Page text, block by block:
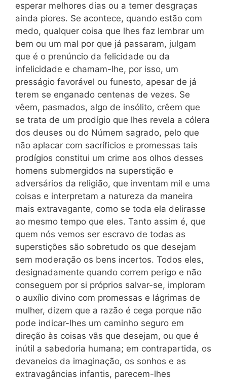
esperar melhores dias ou a temer desgraças
ainda piores. Se acontece, quando estão com
medo, qualquer coisa que lhes faz lembrar um
bem ou um mal por que já passaram, julgam
que é o prenúncio da felicidade ou da
infelicidade e chamam-lhe, por isso, um
presságio favorável ou funesto, apesar de já
terem se enganado centenas de vezes. Se
vêem, pasmados, algo de insólito, crêem que
se trata de um prodígio que lhes revela a cólera
dos deuses ou do Númem sagrado, pelo que
não aplacar com sacríficios e promessas tais
prodígios constitui um crime aos olhos desses
homens submergidos na superstição e
adversários da religião, que inventam mil e uma
coisas e interpretam a natureza da maneira
mais extravagante, como se toda ela delirasse
ao mesmo tempo que eles. Tanto assim é, que
quem nós vemos ser escravo de todas as
superstições são sobretudo os que desejam
sem moderação os bens incertos. Todos eles,
designadamente quando correm perigo e não
conseguem por si próprios salvar-se, imploram
o auxílio divino com promessas e lágrimas de
mulher, dizem que a razão é cega porque não
pode indicar-lhes um caminho seguro em
direção às coisas vãs que desejam, ou que é
inútil a sabedoria humana; em contrapartida, os
devaneios da imaginação, os sonhos e as
extravagâncias infantis, parecem-lhes